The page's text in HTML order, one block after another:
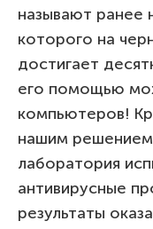
называют ранее
которого на
достигает
его помощью
компьютеров!
нашим
лаборатория
антивирусные
результаты